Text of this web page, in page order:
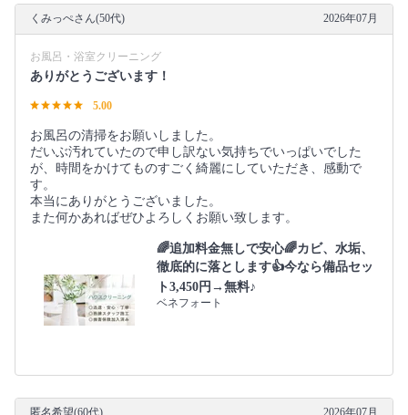
くみっぺさん(50代) 2026年07月
お風呂・浴室クリーニング
ありがとうございます！
5.00
お風呂の清掃をお願いしました。
だいぶ汚れていたので申し訳ない気持ちでいっぱいでした
が、時間をかけてものすごく綺麗にしていただき、感動で
す。
本当にありがとうございました。
また何かあればぜひよろしくお願い致します。
🌈追加料金無しで安心🌈カビ、水垢、
徹底的に落とします👍今なら備品セッ
ト3,450円→無料♪
ベネフォート
匿名希望(60代) 2026年07月